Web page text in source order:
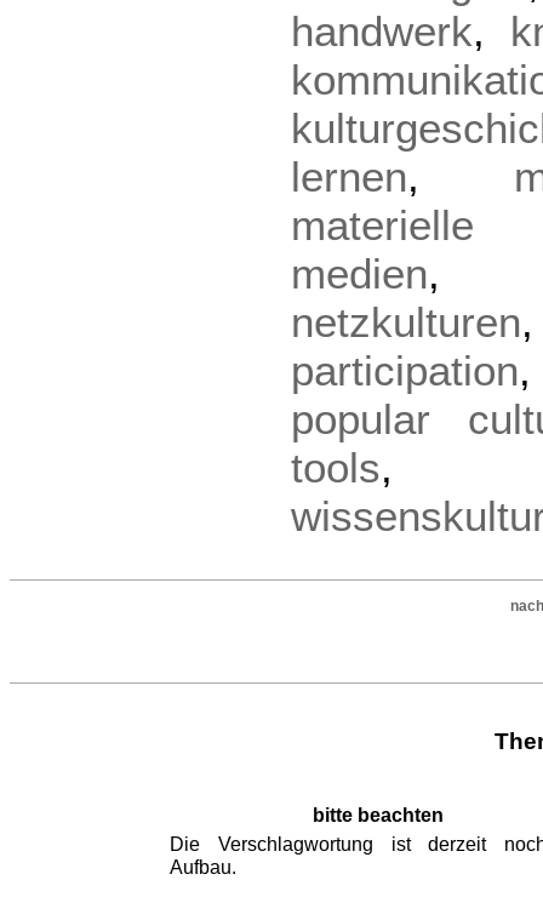
handwerk,
lernen,
materielle
medien
netzkulturen
participation
popular
tools
bitte beachten
Die Verschlagwortung ist derzeit
Aufbau.